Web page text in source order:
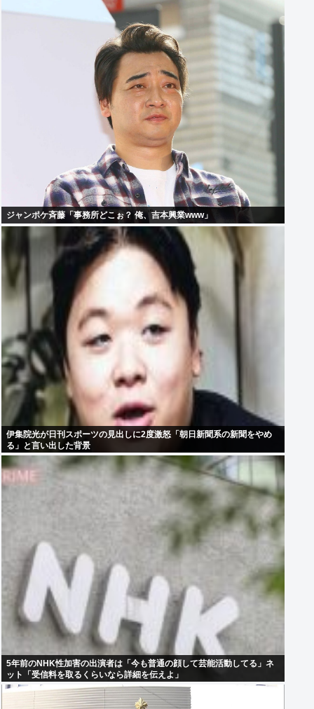
ジャンポケ斉藤「事務所どこぉ？ 俺、吉本興業www」
伊集院光が日刊スポーツの見出しに2度激怒「朝日新聞系の新聞をやめ
る」と言い出した背景
5年前のNHK性加害の出演者は「今も普通の顔して芸能活動してる」ネ
ット「受信料を取るくらいなら詳細を伝えよ」